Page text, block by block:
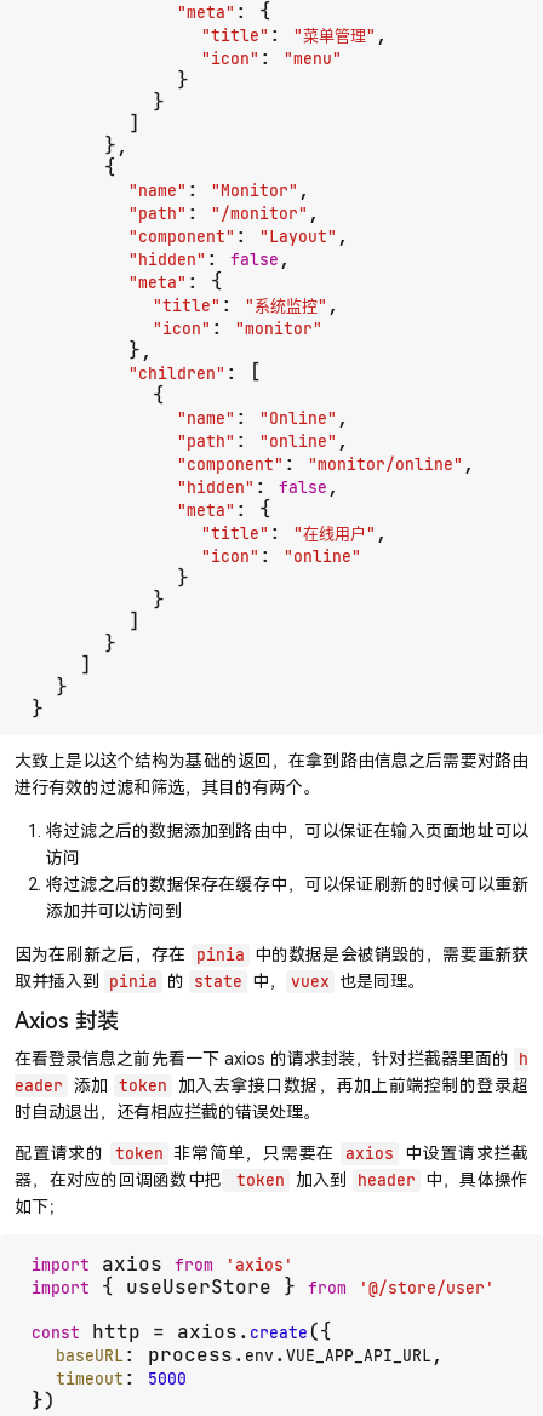
"meta" : {
"title" : "菜单管理" ,
"icon" : "menu"
            }
          }
        ]
      },
      {
"name" : "Monitor" ,
"path" : "/monitor" ,
"component" : "Layout" ,
"hidden" : false ,
"meta" : {
"title" : "系统监控" ,
"icon" : "monitor"
        },
"children" : [
          {
"name" : "Online" ,
"path" : "online" ,
"component" : "monitor/online" ,
"hidden" : false ,
"meta" : {
"title" : "在线用户" ,
"icon" : "online"
            }
          }
        ]
      }
    ]
  }
}
大致上是以这个结构为基础的返回，在拿到路由信息之后需要对路由
进行有效的过滤和筛选，其目的有两个。
将过滤之后的数据添加到路由中，可以保证在输入页面地址可以
访问
将过滤之后的数据保存在缓存中，可以保证刷新的时候可以重新
添加并可以访问到
因为在刷新之后，存在 pinia 中的数据是会被销毁的，需要重新获
取并插入到
pinia 的 state 中， vuex 也是同理。
Axios 封装
在看登录信息之前先看一下 axios 的请求封装，针对拦截器里面的 h
eader 添加 token
加入去拿接口数据，再加上前端控制的登录超
时自动退出，还有相应拦截的错误处理。
配置请求的
token 非常简单，只需要在 axios
中设置请求拦截
器，在对应的回调函数中把
token 加入到 header 中，具体操作
如下；
import axios from
'axios'
import
{ useUserStore } from '@/store/user'
const http = axios. create({
baseURL: process. env .VUE_APP_API_URL,
timeout : 5000
})